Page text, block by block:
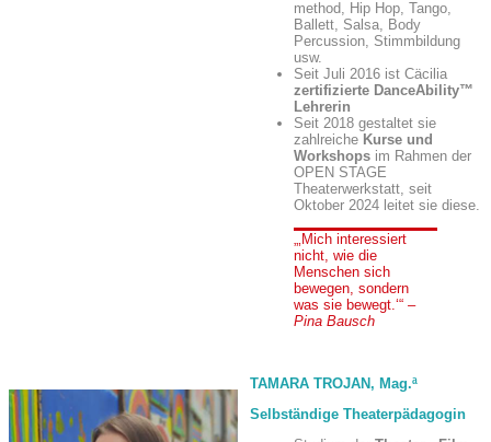
method, Hip Hop, Tango,
Ballett, Salsa, Body
Percussion, Stimmbildung
usw.
Seit Juli 2016 ist Cäcilia
zertifizierte DanceAbility™
Lehrerin
Seit 2018 gestaltet sie
zahlreiche Kurse und
Workshopsim Rahmen der
OPEN STAGE
Theaterwerkstatt, seit
Oktober 2024 leitet sie diese.
Mich interessiert
nicht, wie die
Menschen sich
bewegen, sondern
was sie bewegt.
–
Pina Bausch
TAMARA TROJAN, Mag.ª
Selbständige Theaterpädagogin